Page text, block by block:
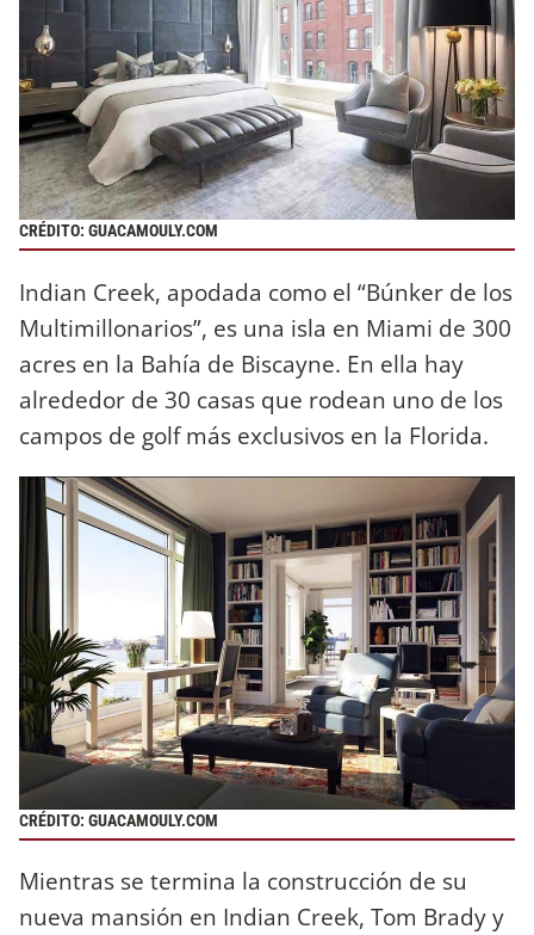
CRÉDITO: GUACAMOULY.COM
Indian Creek, apodada como el “Búnker de los
Multimillonarios”, es una isla en Miami de 300
acres en la Bahía de Biscayne. En ella hay
alrededor de 30 casas que rodean uno de los
campos de golf más exclusivos en la Florida.
CRÉDITO: GUACAMOULY.COM
Mientras se termina la construcción de su
nueva mansión en Indian Creek, Tom Brady y